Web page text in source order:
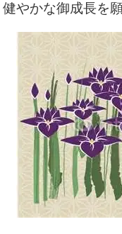
健やかな御成長を